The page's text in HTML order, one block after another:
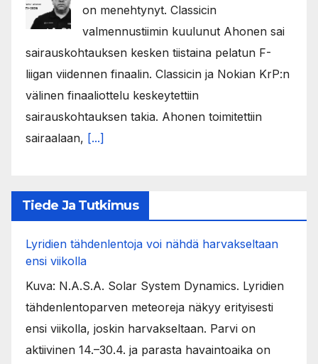
on menehtynyt. Classicin
valmennustiimin kuulunut Ahonen sai
sairauskohtauksen kesken tiistaina pelatun F-
liigan viidennen finaalin. Classicin ja Nokian KrP:n
välinen finaaliottelu keskeytettiin
sairauskohtauksen takia. Ahonen toimitettiin
sairaalaan, [...]
Tiede Ja Tutkimus
Lyridien tähdenlentoja voi nähdä harvakseltaan
ensi viikolla
Kuva: N.A.S.A. Solar System Dynamics. Lyridien
tähdenlentoparven meteoreja näkyy erityisesti
ensi viikolla, joskin harvakseltaan. Parvi on
aktiivinen 14.–30.4. ja parasta havaintoaika on